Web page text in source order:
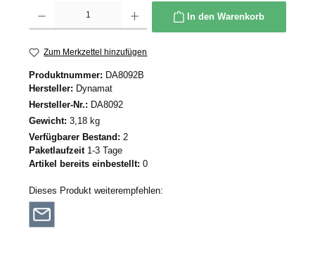
In den Warenkorb
Zum Merkzettel hinzufügen
Produktnummer: DA8092B
Hersteller: Dynamat
Hersteller-Nr.: DA8092
Gewicht: 3,18 kg
Verfügbarer Bestand: 2
Paketlaufzeit 1-3 Tage
Artikel bereits einbestellt: 0
Dieses Produkt weiterempfehlen: